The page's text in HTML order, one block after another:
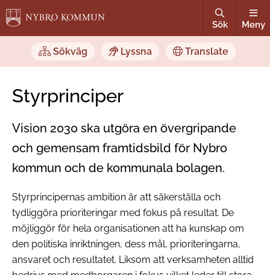
Sök Meny
Sökväg Lyssna Translate
Styrprinciper
Vision 2030 ska utgöra en övergripande
och gemensam framtidsbild för Nybro
kommun och de kommunala bolagen.
Styrprincipernas ambition är att säkerställa och
tydliggöra prioriteringar med fokus på resultat. De
möjliggör för hela organisationen att ha kunskap om
den politiska inriktningen, dess mål, prioriteringarna,
ansvaret och resultatet. Liksom att verksamheten alltid